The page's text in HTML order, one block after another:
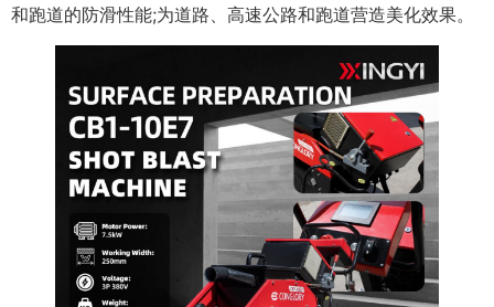
和跑道的防滑性能;为道路、高速公路和跑道营造美化效果。